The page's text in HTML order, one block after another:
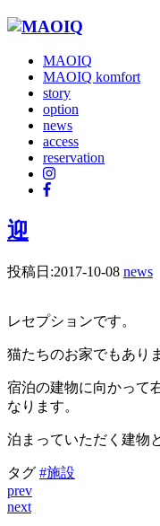
MAOIQ
MAOIQ komfort
story
option
news
access
reservation
迎
投稿日:2017-10-08 news
レセプションです。
猫たちのお家でもあり
宿泊の建物に向かって
なります。
泊まっていただく建物
タグ #施設
prev
next